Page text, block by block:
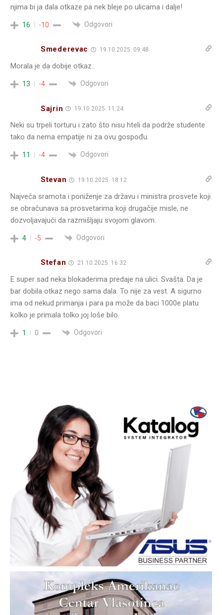
njima bi ja dala otkaze pa nek bleje po ulicama i dalje!
16 -10 Odgovori
Smederevac 19.10.2025. 09:48
Morala je da dobije otkaz..
13 -4 Odgovori
Sajrin 19.10.2025. 11:24
Neki su trpeli torturu i zato što nisu hteli da podrže studente
tako da nema empatije ni za ovu gospođu.
11 -4 Odgovori
Stevan 19.10.2025. 18:12
Najveća sramota i poniženje za državu i ministra prosvete koji
se obračunava sa prosvetarima koji drugačije misle, ne
dozvoljavajući da razmišljaju svojom glavom.
4 -5 Odgovori
Stefan 21.10.2025. 16:32
E super sad neka blokaderima predaje na ulici. Svašta. Da je
bar dobila otkaz nego sama dala. To nije za vest. A sigurno
ima od nekud primanja i para pa može da baci 1000e platu
kolko je primala tolko joj loše bilo.
1 0 Odgovori